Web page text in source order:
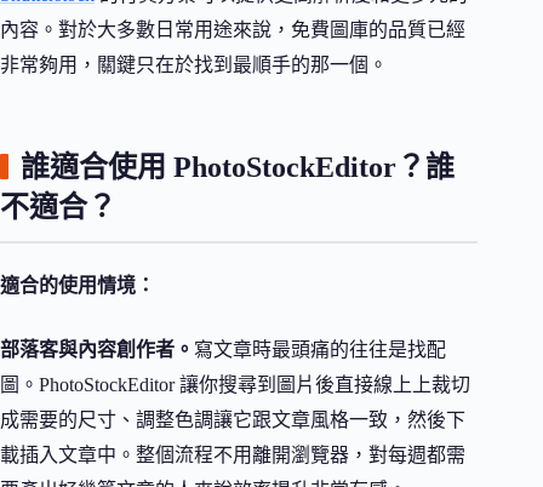
內容。對於大多數日常用途來說，免費圖庫的品質已經
非常夠用，關鍵只在於找到最順手的那一個。
誰適合使用 PhotoStockEditor？誰
不適合？
適合的使用情境：
部落客與內容創作者。 寫文章時最頭痛的往往是找配
圖。PhotoStockEditor 讓你搜尋到圖片後直接線上上裁切
成需要的尺寸、調整色調讓它跟文章風格一致，然後下
載插入文章中。整個流程不用離開瀏覽器，對每週都需